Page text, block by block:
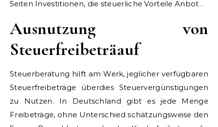
Seiten Investitionen, die steuerliche Vorteile Anbot .
Ausnutzung von
Steuerfreibeträauf
Steuerberatung hilft am Werk, jeglicher verfügbaren
Steuerfreibeträge überdies Steuervergünstigungen
zu Nutzen. In Deutschland gibt es jede Menge
Freibeträge, ohne Unterschied schätzungsweise den